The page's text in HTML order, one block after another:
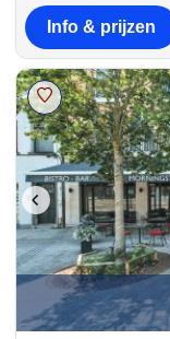
Info & prijzen